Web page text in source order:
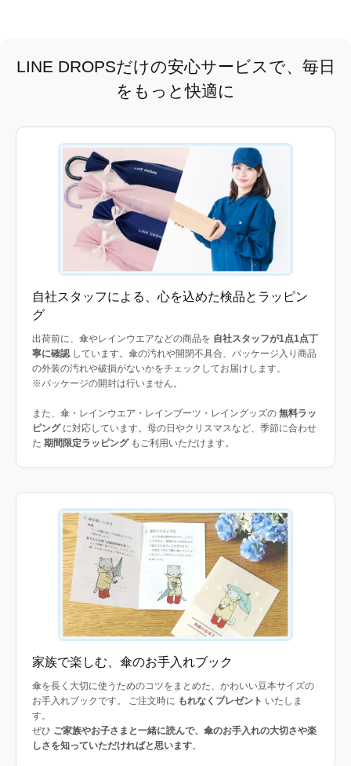
LINE DROPSだけの安心サービスで、毎日
をもっと快適に
自社スタッフによる、心を込めた検品とラッピン
グ
出荷前に、傘やレインウエアなどの商品を 自社スタッフが1点1点丁
寧に確認しています。傘の汚れや開閉不具合、パッケージ入り商品
の外装の汚れや破損がないかをチェックしてお届けします。
※パッケージの開封は行いません。
また、傘・レインウエア・レインブーツ・レイングッズの 無料ラッ
ピングに対応しています。母の日やクリスマスなど、季節に合わせ
た 期間限定ラッピングもご利用いただけます。
家族で楽しむ、傘のお手入れブック
傘を長く大切に使うためのコツをまとめた、かわいい豆本サイズの
お手入れブックです。 ご注文時に もれなくプレゼント いたしま
す。
ぜひ ご家族やお子さまと一緒に読んで、傘のお手入れの大切さや楽
しさを知っていただければと思います。